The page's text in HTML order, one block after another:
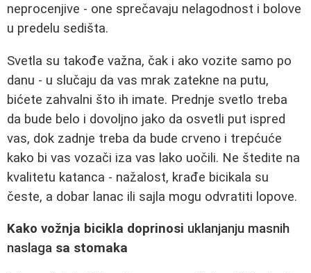
neprocenjive - one sprečavaju nelagodnost i bolove
u predelu sedišta.
Svetla su takođe važna, čak i ako vozite samo po
danu - u slučaju da vas mrak zatekne na putu,
bićete zahvalni što ih imate. Prednje svetlo treba
da bude belo i dovoljno jako da osvetli put ispred
vas, dok zadnje treba da bude crveno i trepćuće
kako bi vas vozači iza vas lako uočili. Ne štedite na
kvalitetu katanca - nažalost, krađe bicikala su
česte, a dobar lanac ili sajla mogu odvratiti lopove.
Kako vožnja bicikla doprinosi uklanjanju masnih
naslaga sa stomaka